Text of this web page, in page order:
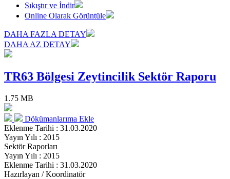
Sıkıştır ve İndir
Online Olarak Görüntüle
DAHA FAZLA DETAY
DAHA AZ DETAY
TR63 Bölgesi Zeytincilik Sektör Raporu
1.75 MB
Dökümanlarıma Ekle
Eklenme Tarihi : 31.03.2020
Yayın Yılı : 2015
Sektör Raporları
Yayın Yılı : 2015
Eklenme Tarihi : 31.03.2020
Hazırlayan / Koordinatör